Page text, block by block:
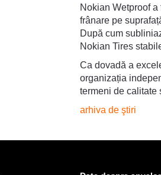
Nokian Wetproof
frânare pe
După cum
Nokian Tires
Ca dovadă a
organizația
termeni de calitate
arhiva de ştiri